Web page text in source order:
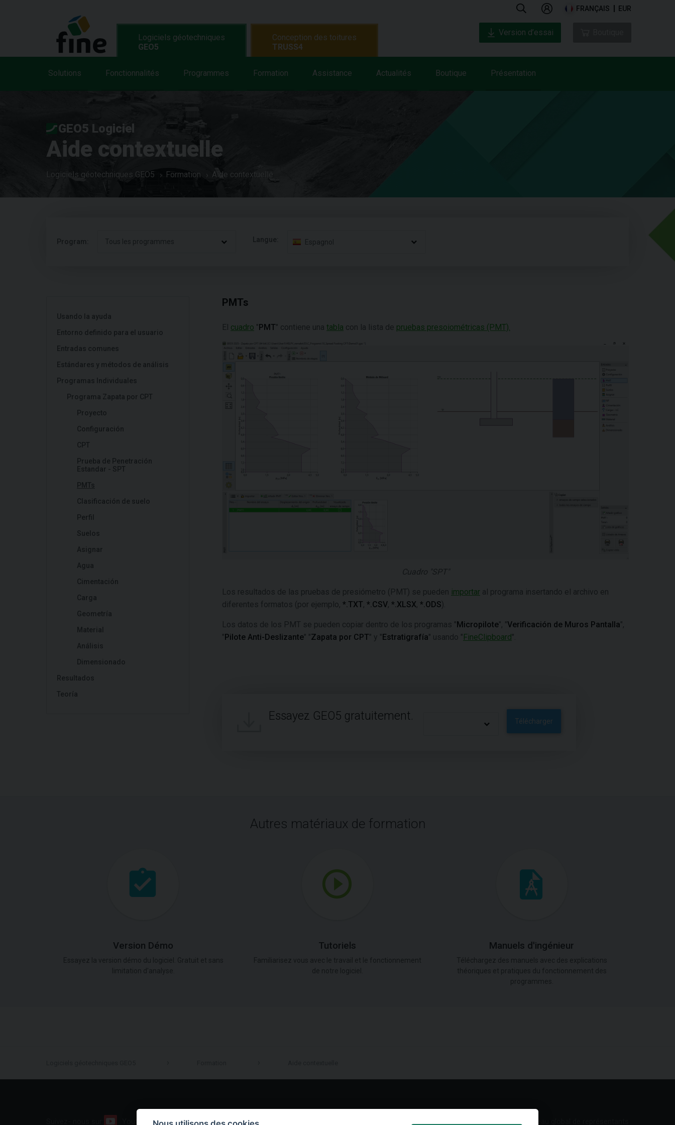
FRANÇAIS EUR
Logiciels géotechniques
GEO5
Solutions Fonctionnalités Programmes Formation Assistance Actualités Boutique Présentation
Conception des toitures
TRUSS4
Version d’essai
GEO5 Logiciel
Aide contextuelle
Logiciels géotechniques GEO5 Formation Aide contextuelle
Program: Tous les programmes Langue: Espagnol
Usando la ayuda
Entorno definido para el usuario
Entradas comunes
Estándares y métodos de análisis
Programas Individuales
Programa Zapata por CPT
Proyecto
Configuración
CPT
Prueba de Penetración
Estandar - SPT
PMTs
Clasificación de suelo
Perfil
Suelos
Asignar
Agua
Cimentación
Carga
Geometría
Material
Análisis
Dimensionado
Resultados
Teoría
PMTs
El cuadro "PMT" contiene una tabla con la lista de pruebas presoiométricas (PMT).
Cuadro "SPT"
Los resultados de las pruebas de presiómetro (PMT) se pueden importar al programa insertando el archivo en
diferentes formatos (por ejemplo, *.TXT, *.CSV, *.XLSX, *.ODS).
Los datos de los PMT se pueden copiar dentro de los programas " Micropilote", "Verificación de Muros Pantalla",
" Pilote Anti-Deslizante" "Zapata por CPT" y " Estratigrafía" usando " FineClipboard".
Essayez GEO5 gratuitement. Télécharger
Autres matériaux de formation
Version Démo Tutoriels Manuels d'ingénieur
Facebook LinkedIn